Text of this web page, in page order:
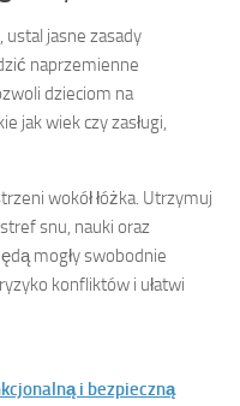
jasne zasady
naprzemienne
dzieciom na
jak wiek czy zasługi,
wokół łóżka. Utrzymuj
snu, nauki oraz
mogły swobodnie
konfliktów i ułatwi
i bezpieczną